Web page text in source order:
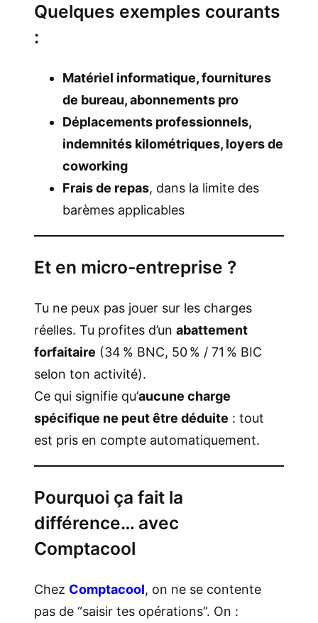
Quelques exemples courants
:
Matériel informatique, fournitures
de bureau, abonnements pro
Déplacements professionnels,
indemnités kilométriques, loyers de
coworking
Frais de repas, dans la limite des
barèmes applicables
Et en micro-entreprise ?
Tu ne peux pas jouer sur les charges
réelles. Tu profites d’un abattement
forfaitaire (34 % BNC, 50 % / 71 % BIC
selon ton activité).
Ce qui signifie qu’aucune charge
spécifique ne peut être déduite : tout
est pris en compte automatiquement.
Pourquoi ça fait la
différence… avec
Comptacool
Chez Comptacool, on ne se contente
pas de “saisir tes opérations”. On :